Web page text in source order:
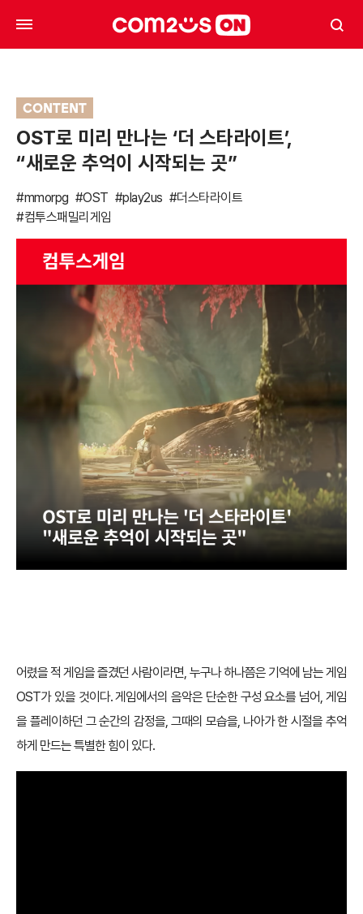
CONTENT
OST로 미리 만나는 ‘더 스타라이트’,
“새로운 추억이 시작되는 곳”
#mmorpg #OST #play2us #더스타라이트
#컴투스패밀리게임
어렸을 적 게임을 즐겼던 사람이라면, 누구나 하나쯤은 기억에 남는 게임
OST가 있을 것이다. 게임에서의 음악은 단순한 구성 요소를 넘어, 게임
을 플레이하던 그 순간의 감정을, 그때의 모습을, 나아가 한 시절을 추억
하게 만드는 특별한 힘이 있다.